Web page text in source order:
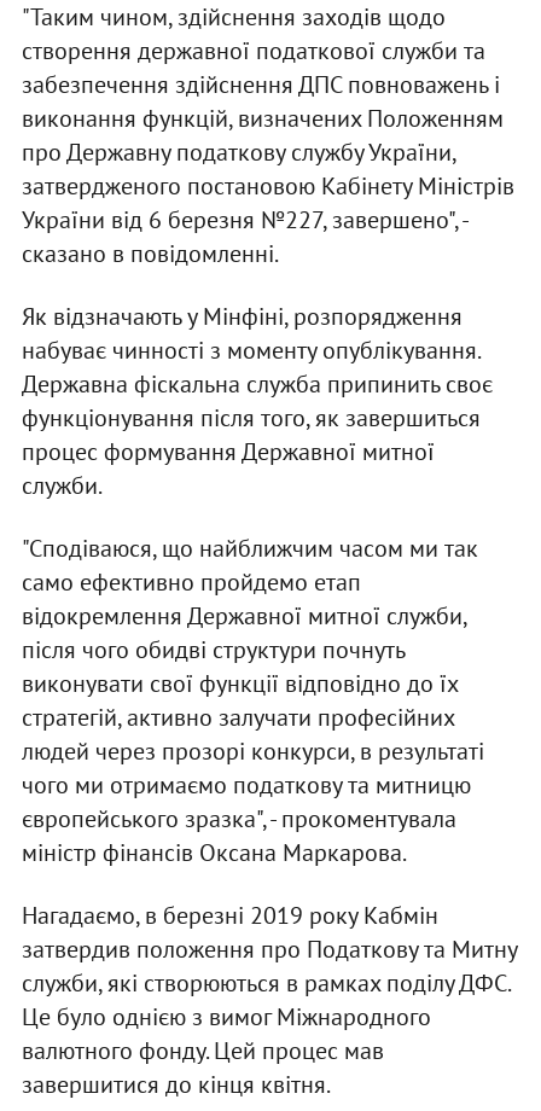
"Таким чином, здійснення заходів щодо
створення державної податкової служби та
забезпечення здійснення ДПС повноважень і
виконання функцій, визначених Положенням
про Державну податкову службу України,
затвердженого постановою Кабінету Міністрів
України від 6 березня №227, завершено", -
сказано в повідомленні.
Як відзначають у Мінфіні, розпорядження
набуває чинності з моменту опублікування.
Державна фіскальна служба припинить своє
функціонування після того, як завершиться
процес формування Державної митної
служби.
"Сподіваюся, що найближчим часом ми так
само ефективно пройдемо етап
відокремлення Державної митної служби,
після чого обидві структури почнуть
виконувати свої функції відповідно до їх
стратегій, активно залучати професійних
людей через прозорі конкурси, в результаті
чого ми отримаємо податкову та митницю
європейського зразка", - прокоментувала
міністр фінансів Оксана Маркарова.
Нагадаємо, в березні 2019 року Кабмін
затвердив положення про Податкову та Митну
служби, які створюються в рамках поділу ДФС.
Це було однією з вимог Міжнародного
валютного фонду. Цей процес мав
завершитися до кінця квітня.